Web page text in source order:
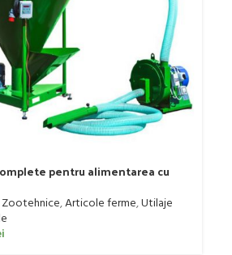
pentru alimentarea cu
,Articole ferme,Utilaje